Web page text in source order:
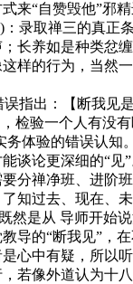
“自赞毁他”邪
录取禅三的真
长养如是种类
样的行为，当
指出：【断我
检验一个人有
体验的错误认
谈论更深细的“
分禅净班、进
知过去、现在
然是从 导师开
的“断我见”
心中有疑，所以听
若像外道认为十